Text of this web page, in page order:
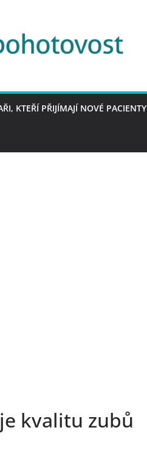
KTEŘÍ PŘIJÍMAJÍ NOVÉ PACIENTY
kvalitu zubů